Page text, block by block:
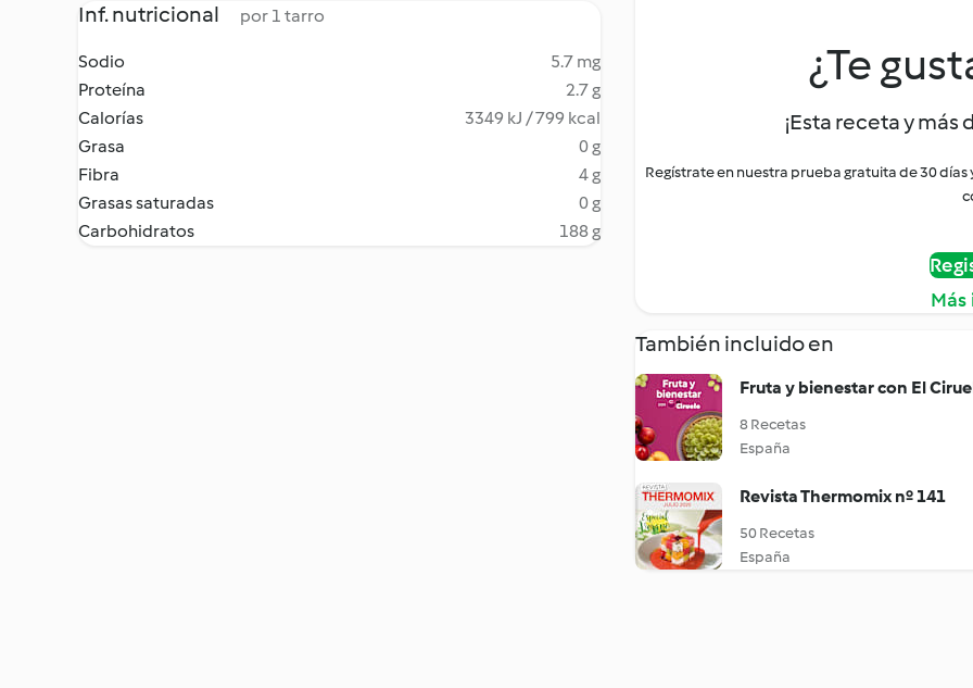
Inf. nutricional por 1 tarro
Sodio
5.7 mg
Proteína
2.7 g
Calorías
3349 kJ / 799 kcal
Grasa
0 g
Fibra
4 g
Grasas saturadas
0 g
Carbohidratos
188 g
¿Te
¡Esta receta y más
Regístrate en nuestra prueba gratuita de 30
También incluido en
Fruta y bienestar con El
8 Recetas
España
Revista Thermomix nº 141
50 Recetas
España